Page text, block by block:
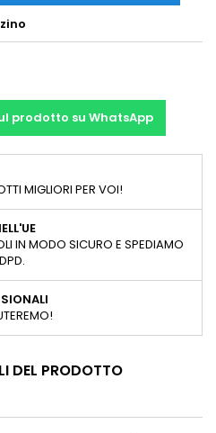
prodotto su WhatsApp
MIGLIORI PER VOI!
IN MODO SICURO E SPEDIAMO
DEL PRODOTTO